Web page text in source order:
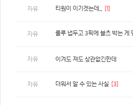
자유 티원이 이기겟는데.. [1]
자유 룰루 냅두고 3픽에 블츠 박는 게
자유 이겨도 져도 상관없긴한데
자유 더워서 알 수 있는 사실 [3]